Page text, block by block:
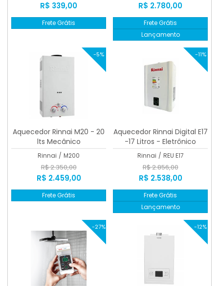
R$ 339,00
Frete Grátis
R$ 2.780,00
Frete Grátis
Lançamento
-5%
Aquecedor Rinnai M20 - 20
lts Mecânico
Rinnai / M200
R$ 2.350,00
R$ 2.459,00
Frete Grátis
-11%
Aquecedor Rinnai Digital E17
-17 Litros - Eletrônico
Rinnai / REU E17
R$ 2.856,00
R$ 2.538,00
Frete Grátis
Lançamento
-27% -12%